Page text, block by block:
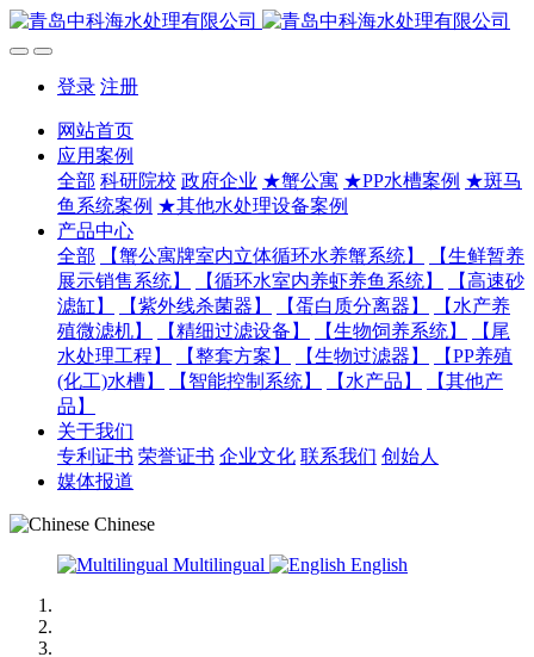
登录 注册
网站首页
应用案例
全部 科研院校 政府企业 ★蟹公寓 ★PP水槽案例 ★斑马
鱼系统案例 ★其他水处理设备案例
产品中心
全部
【蟹公寓牌室内立体循环水养蟹系统】
【生鲜暂养
展示销售系统】
【循环水室内养虾养鱼系统】
【高速砂
滤缸】
【紫外线杀菌器】 【蛋白质分离器】
【水产养
殖微滤机】
【精细过滤设备】 【生物饲养系统】
【尾
水处理工程】
【整套方案】 【生物过滤器】
【PP养殖
(化工)水槽】
【智能控制系统】 【水产品】
【其他产
品】
关于我们
专利证书 荣誉证书 企业文化 联系我们 创始人
媒体报道
Chinese
Multilingual
English